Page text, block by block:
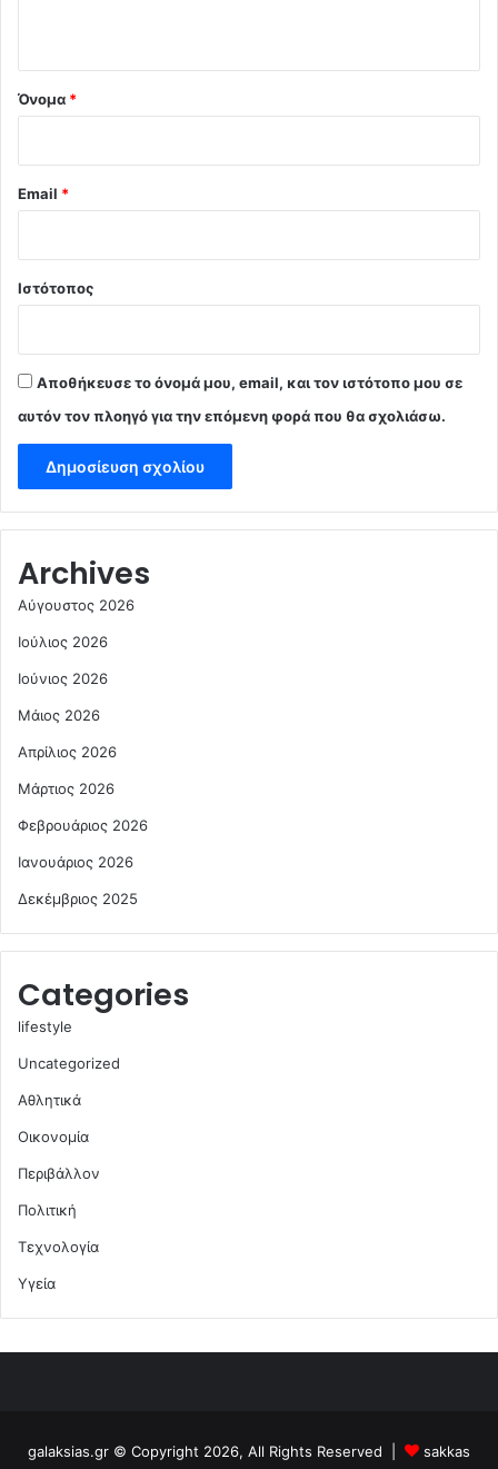
Όνομα *
Email *
Ιστότοπος
Αποθήκευσε το όνομά μου, email, και τον ιστότοπο μου σε
αυτόν τον πλοηγό για την επόμενη φορά που θα σχολιάσω.
Archives
Αύγουστος 2026
Ιούλιος 2026
Ιούνιος 2026
Μάιος 2026
Απρίλιος 2026
Μάρτιος 2026
Φεβρουάριος 2026
Ιανουάριος 2026
Δεκέμβριος 2025
Categories
lifestyle
Uncategorized
Αθλητικά
Οικονομία
Περιβάλλον
Πολιτική
Τεχνολογία
Υγεία
galaksias.gr © Copyright 2026, All Rights Reserved | sakkas